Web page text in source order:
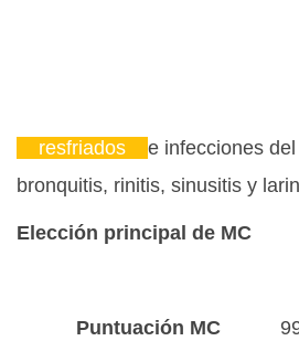
resfriados
e infecciones
bronquitis, rinitis, sinusitis y
Elección principal de MC
Puntuación MC